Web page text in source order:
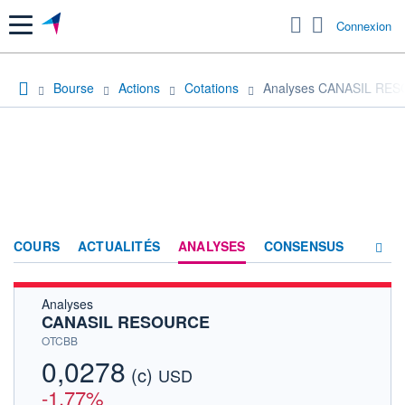
Menu Connexion
Bourse Actions Cotations Analyses CANASIL
COURS ACTUALITÉS ANALYSES CONSENSUS
Analyses
CANASIL RESOURCE
OTCBB
0,0278 (c) USD
-1,77%